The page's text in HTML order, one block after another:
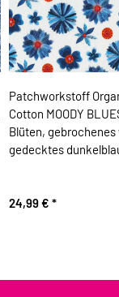
Patchworkstoff
Cotton MOODY
Blüten,
gedecktes
24,99 € *